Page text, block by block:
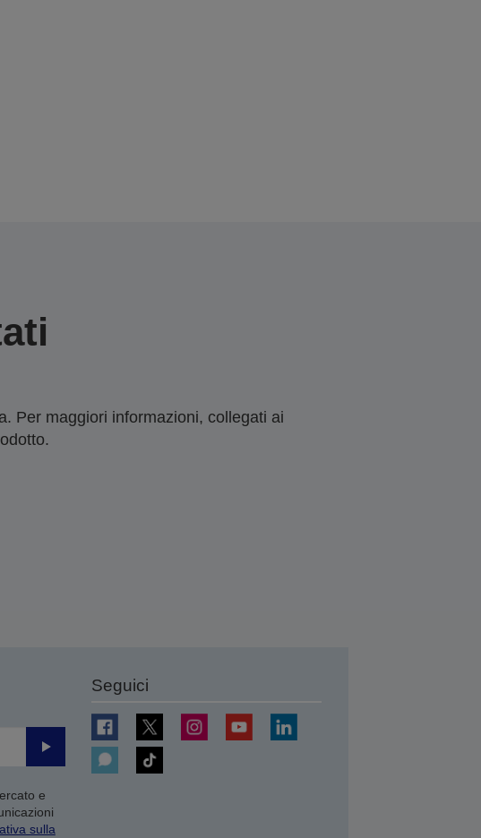
Per maggiori informazioni, collegati ai
Invia
e
sulla
Seguici